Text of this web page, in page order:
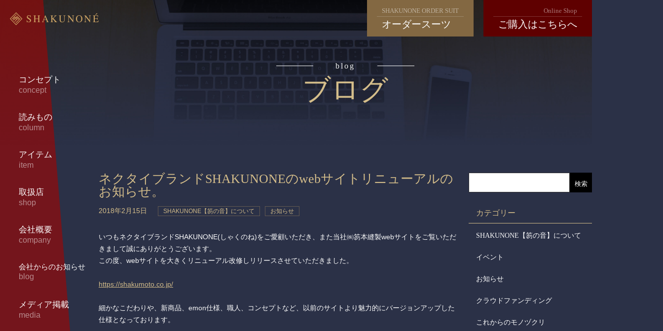
コンセプト
concept
読みもの
column
アイテム
item
取扱店
shop
会社概要
company
会社からのお知らせ
blog
メディア掲載
media
SHAKUNONE ORDER SUIT
オーダースーツ
Online Shop
ご購入はこちらへ
blog
ブログ
ネクタイブランドSHAKUNONEのwebサイトリニューアルの
お知らせ。
2018年2月15日 SHAKUNONE【笏の音】について お知らせ
いつもネクタイブランドSHAKUNONE(しゃくのね)をご愛顧いただき、また当社㈱笏本縫製webサイトをご覧いただ
きまして誠にありがとうございます。
この度、webサイトを大きくリニューアル改修しリリースさせていただきました。
https://shakumoto.co.jp/
細かなこだわりや、新商品、emon仕様、職人、コンセプトなど、以前のサイトより魅力的にバージョンアップした
仕様となっております。
カテゴリー
SHAKUNONE【笏の音】について
イベント
お知らせ
クラウドファンディング
これからのモノヅクリ